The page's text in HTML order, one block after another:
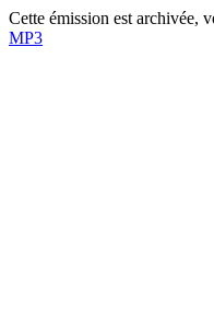
Cette émission est archivée,
MP3